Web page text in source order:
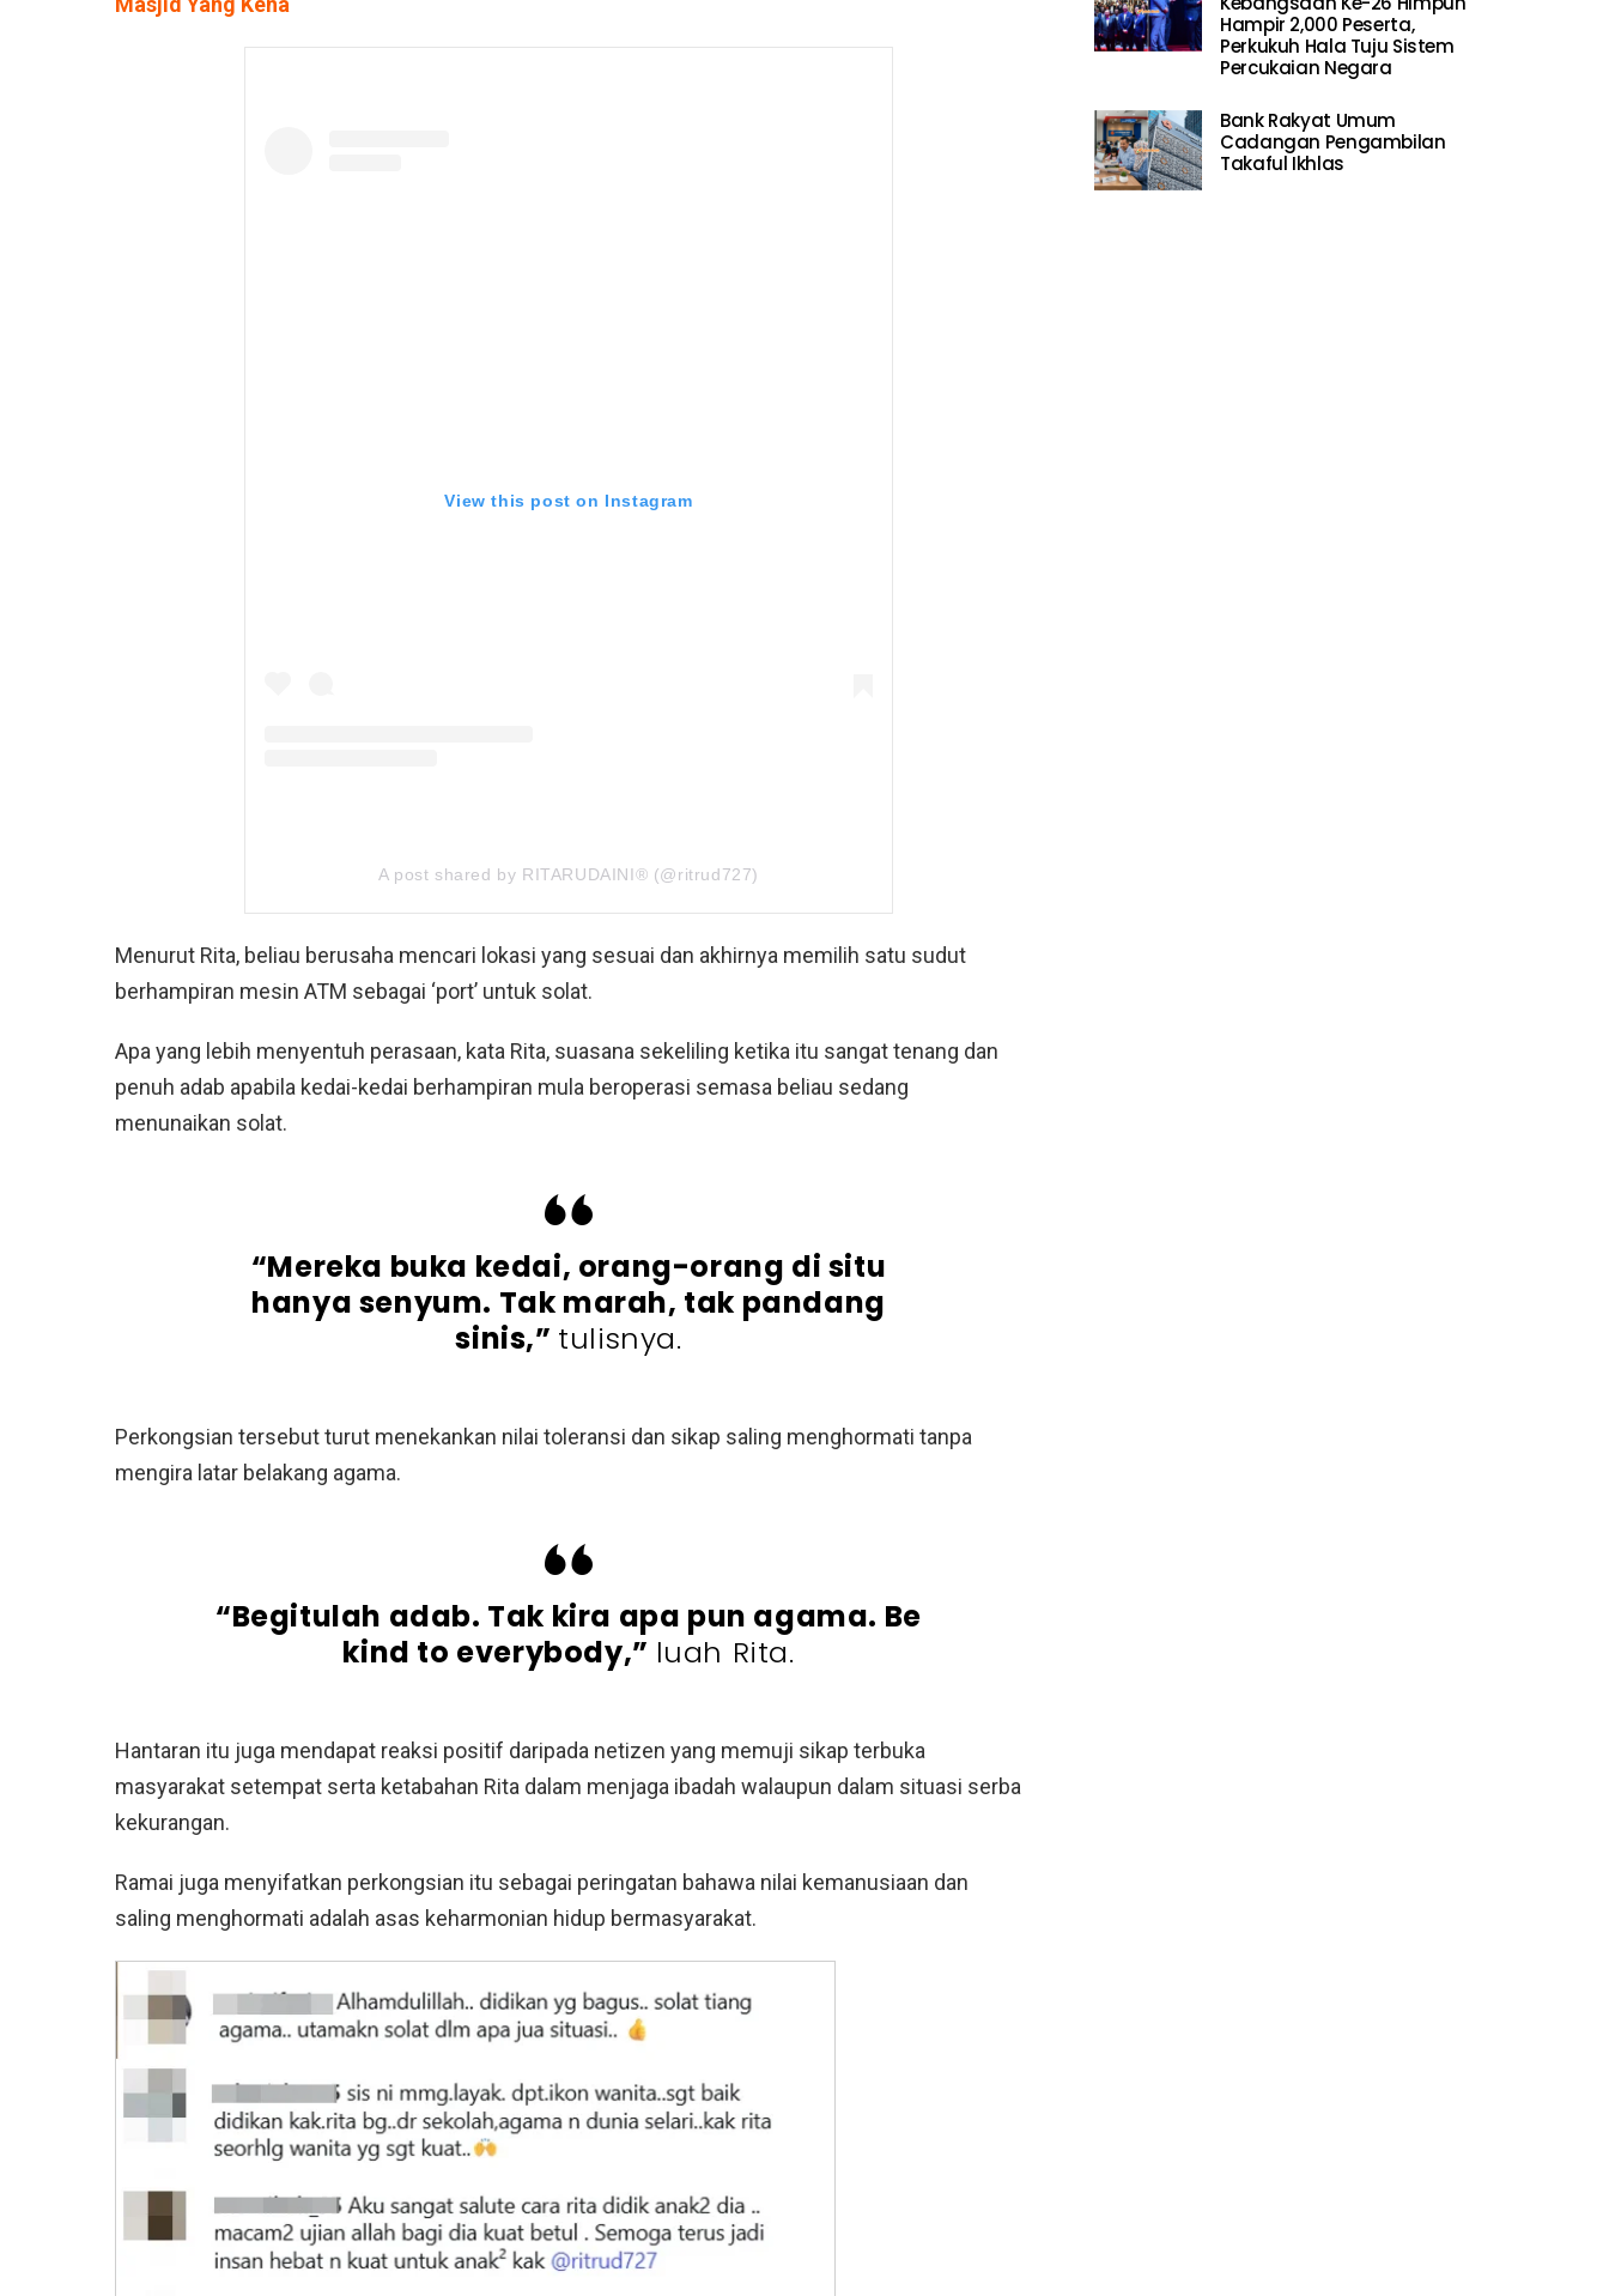
View this post on Instagram
A post shared by RITARUDAINI® (@ritrud727)
Menurut Rita, beliau berusaha mencari lokasi yang sesuai dan akhirnya memilih satu sudut
berhampiran mesin ATM sebagai ‘port’ untuk solat.
Apa yang lebih menyentuh perasaan, kata Rita, suasana sekeliling ketika itu sangat tenang dan
penuh adab apabila kedai-kedai berhampiran mula beroperasi semasa beliau sedang
menunaikan solat.
“Mereka buka kedai, orang-orang di situ
hanya senyum. Tak marah, tak pandang
sinis,” tulisnya.
Perkongsian tersebut turut menekankan nilai toleransi dan sikap saling menghormati tanpa
mengira latar belakang agama.
“Begitulah adab. Tak kira apa pun agama. Be
kind to everybody,” luah Rita.
Hantaran itu juga mendapat reaksi positif daripada netizen yang memuji sikap terbuka
masyarakat setempat serta ketabahan Rita dalam menjaga ibadah walaupun dalam situasi serba
kekurangan.
Ramai juga menyifatkan perkongsian itu sebagai peringatan bahawa nilai kemanusiaan dan
saling menghormati adalah asas keharmonian hidup bermasyarakat.
Hampir 2,000 Peserta,
Perkukuh Hala Tuju Sistem
Percukaian Negara
Bank Rakyat Umum
Cadangan Pengambilan
Takaful Ikhlas